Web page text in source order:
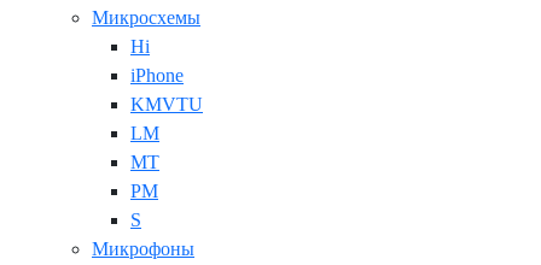
Микросхемы
Hi
iPhone
KMVTU
LM
MT
PM
S
Микрофоны